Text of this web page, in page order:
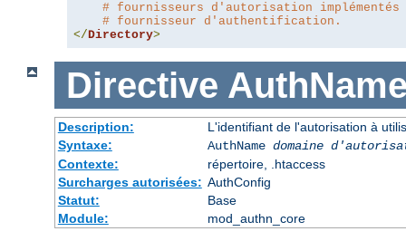
# fournisseurs d'autorisation implémentés
# fournisseur d'authentification.
</Directory>
Directive
Description:
L'identifiant de l'autorisation à
Syntaxe:
AuthName domaine
Contexte:
répertoire, .htaccess
Surcharges autorisées: AuthConfig
Statut:
Base
Module:
mod_authn_core